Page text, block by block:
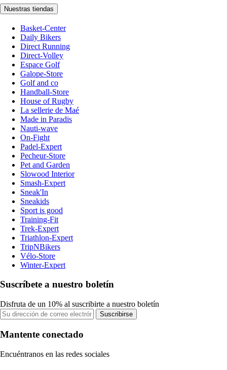
Nuestras tiendas
Basket-Center
Daily Bikers
Direct Running
Direct-Volley
Espace Golf
Galope-Store
Golf and co
Handball-Store
House of Rugby
La sellerie de Maé
Made in Paradis
Nauti-wave
On-Fight
Padel-Expert
Pecheur-Store
Pet and Garden
Slowood Interior
Smash-Expert
Sneak'In
Sneakids
Sport is good
Training-Fit
Trek-Expert
Triathlon-Expert
TripNBikers
Vélo-Store
Winter-Expert
Suscríbete a nuestro boletín
Disfruta de un 10% al suscribirte a nuestro boletín
Suscribirse
Mantente conectado
Encuéntranos en las redes sociales